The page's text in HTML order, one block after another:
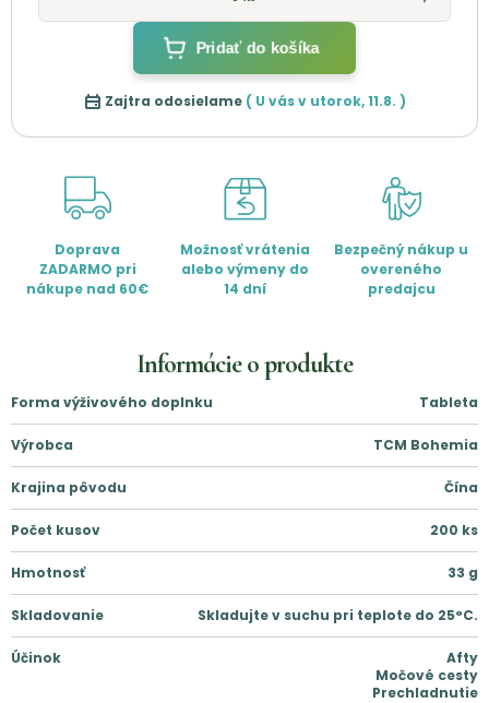
Pridať do košíka
Zajtra odosielame ( U vás v utorok,11.8. )
Doprava
ZADARMO pri
nákupe nad 60€
Možnosť vrátenia
alebo výmeny do
14 dní
Bezpečný nákup u
overeného
predajcu
Informácie o produkte
Forma výživového doplnku Tableta
Výrobca TCM Bohemia
Krajina pôvodu Čína
Počet kusov 200 ks
Hmotnosť 33 g
Skladovanie Skladujte v suchu pri teplote do 25°C.
Účinok
Afty
Močové cesty
Prechladnutie